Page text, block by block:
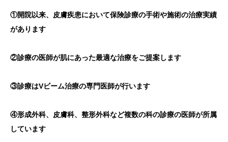
①開院以来、皮膚疾患において保険診療の手術や施術の治療実績
があります
②診療の医師が肌にあった最適な治療をご提案します
③診療はVビーム治療の専門医師が行います
④形成外科、皮膚科、整形外科など複数の科の診療の医師が所属
しています